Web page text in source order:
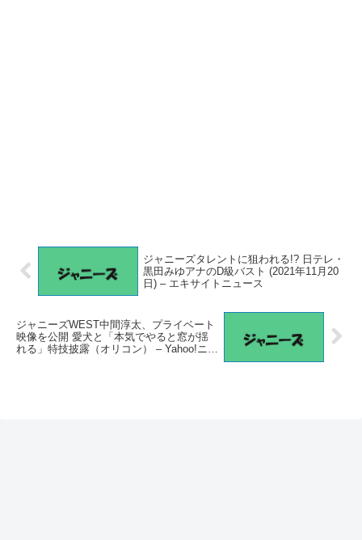
ジャニーズタレントに狙われる!? 日テレ・
黒田みゆアナのD級バスト (2021年11月20
日) – エキサイトニュース
ジャニーズWEST中間淳太、プライベート
映像を公開 愛犬と「本気でやると窓が揺
れる」特技披露（オリコン） – Yahoo!ニュ